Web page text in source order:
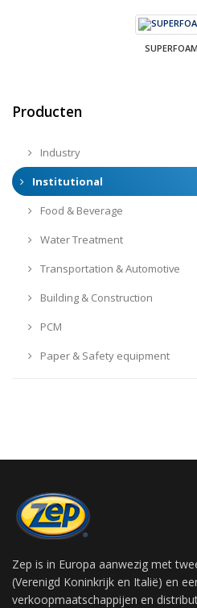
Producten
Industry
Institutional
Food & Beverage
Water Treatment
Transportation & Automotive
Building & Construction
PCM
Paper & Safety equipment
Zep is in Europa aanwezig met
(Verenigd Koninkrijk en Italië) en
verkoopmaatschappijen en